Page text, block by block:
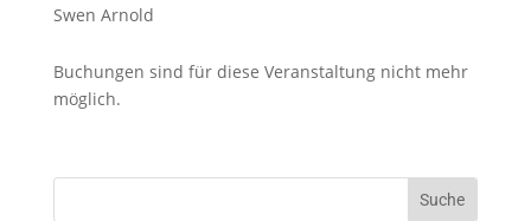
Swen Arnold
Buchungen sind für diese Veranstaltung nicht mehr
möglich.